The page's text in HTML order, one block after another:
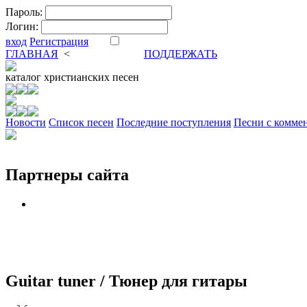
Пароль:
Логин:
вход Регистрация
ГЛАВНАЯ <
ПОДДЕРЖАТЬ
каталог христианских песен
Новости Cписок песен Последние поступления Песни с
Партнеры сайта
Guitar tuner / Тюнер для гитары